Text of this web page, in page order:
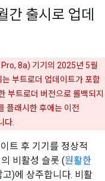
간 출시로 업데
8a) 기기의 2025년 5월
부트로더 업데이트가 포함
부트로더 버전으로 롤백되지
플래시한 후에는 이전
다.
트 후 기기를 정상적
비활성 슬롯 (원활한
)에 상주합니다. 비활